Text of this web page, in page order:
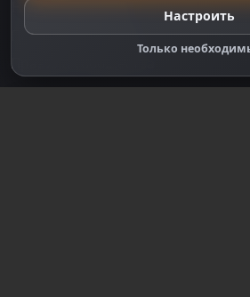
Настройки cookie
Правообладателям
Правила сообщества
Настроить
Только